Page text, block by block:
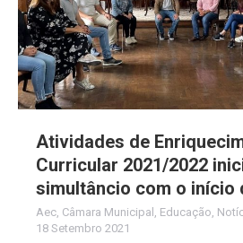
Atividades de
Curricular 2021/2022
simultâncio com o início
Aec Câmara Municipal Educação
18 Setembro 2021